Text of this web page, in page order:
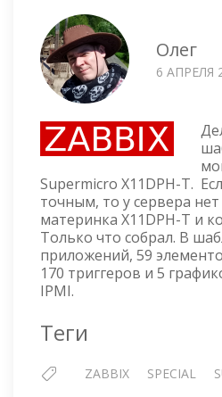
Олег
6 АПРЕЛЯ
Supermicro X11DPH-T.
точным, то у сервера
материнка X11DPH-T и
Только что собрал. В
приложений, 59
170 триггеров и 5
IPMI.
Теги
ZABBIX SPECIAL